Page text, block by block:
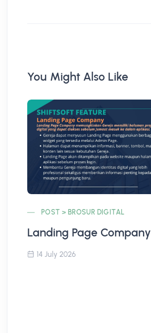
You Might Also Like
POST > BROSUR DIGITAL
Landing Page Company
14 July 2026